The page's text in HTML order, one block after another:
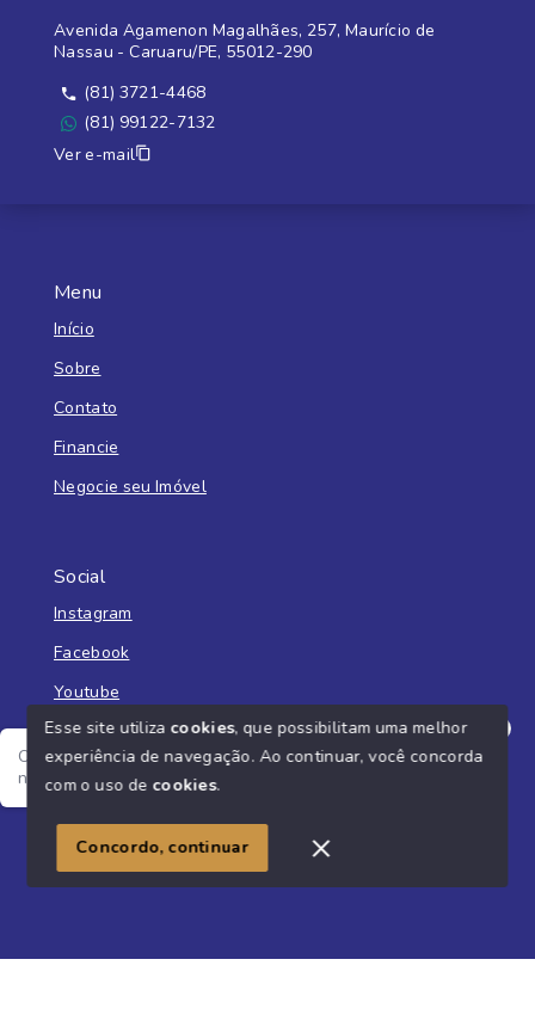
Menu
Início
Sobre
Contato
Financie
Negocie seu Imóvel
Social
Instagram
Facebook
Youtube
© Copyright 2026 - Imobiliária Liberato - Todos os direitos
SITE PARA IMOBILIARIA
Avenida Agamenon Magalhães, 257, Maurício de
Nassau - Caruaru/PE, 55012-290
(81) 3721-4468
(81) 99122-7132
Ver e-mail
Olá! Estamos disponíveis para te ajudar, me fala o seu
nome e o que você está buscando?
Esse site utiliza cookies, que possibilitam uma melhor
experiência de navegação. Ao continuar, você concorda
com o uso de cookies.
Concordo, continuar